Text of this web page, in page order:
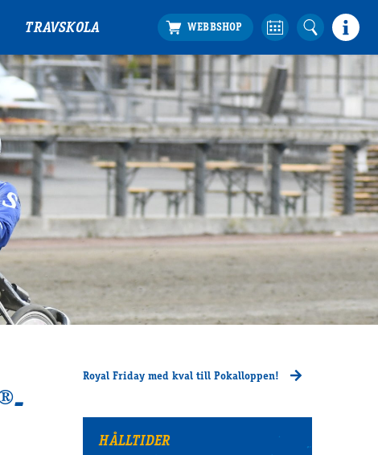
TRAVSKOLA
Royal Friday med kval till Pokalloppen!
HÅLLTIDER